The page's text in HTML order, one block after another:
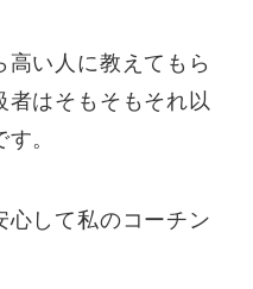
い人に教えてもら
者はそもそもそれ以
。
心して私のコーチン